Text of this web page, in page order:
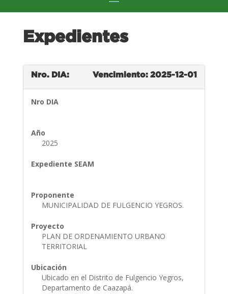
Expedientes
Nro. DIA: Vencimiento: 2025-12-01
Nro DIA
Año
2025
Expediente SEAM
Proponente
MUNICIPALIDAD DE FULGENCIO YEGROS.
Proyecto
PLAN DE ORDENAMIENTO URBANO
TERRITORIAL
Ubicación
Ubicado en el Distrito de Fulgencio Yegros,
Departamento de Caazapá.